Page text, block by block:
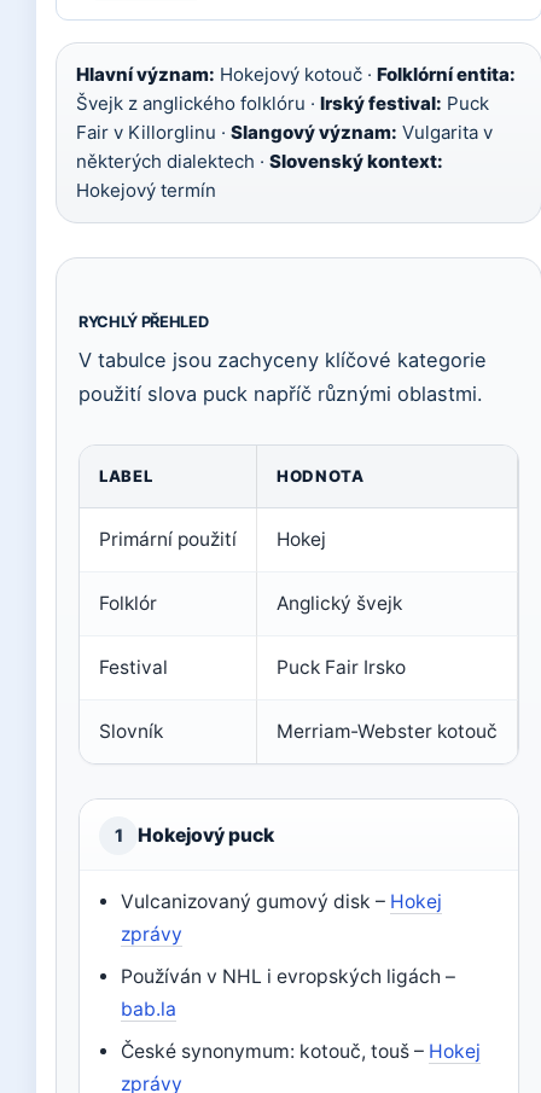
Hlavní význam: Hokejový kotouč · Folklórní entita:
Švejk z anglického folklóru · Irský festival: Puck
Fair v Killorglinu · Slangový význam: Vulgarita v
některých dialektech · Slovenský kontext:
Hokejový termín
RYCHLÝ PŘEHLED
V tabulce jsou zachyceny klíčové kategorie
použití slova puck napříč různými oblastmi.
LABEL HODNOTA
Primární použití Hokej
Folklór Anglický švejk
Festival Puck Fair Irsko
Slovník Merriam-Webster kotouč
1 Hokejový puck
Vulcanizovaný gumový disk – Hokej
zprávy
Používán v NHL i evropských ligách –
bab.la
České synonymum: kotouč, touš – Hokej
zprávy